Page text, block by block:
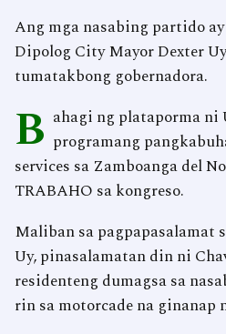
Ang mga nasabing partido
Dipolog City Mayor Dexter
tumatakbong gobernadora.
B ahagi ng plataporma ni
programang
services sa Zamboanga del
TRABAHO sa kongreso.
Maliban sa pagpapasalamat
Uy, pinasalamatan din ni
residenteng dumagsa sa
rin sa motorcade na ginanap